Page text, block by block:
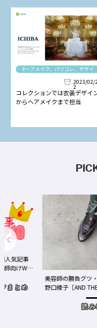
#ヘアメイク、パリコレ、デザイ
ナー
2023/02/
2
コレクションでは衣装デザイ
からヘアメイクまで担当
美容師の勝負グツ・定番グ
野口綾子［AND THE
ドザブリックス）／神奈川県